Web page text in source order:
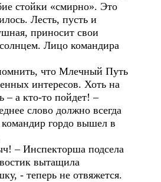
стойки «смирно». Это
Лесть, пусть и
приносит свои
Лицо командира
что Млечный Путь
интересов. Хоть на
– а кто-то пойдет! –
слово должно всегда
командир гордо вышел в
– Инспекторша подсела
вытащила
- теперь не отвяжется.